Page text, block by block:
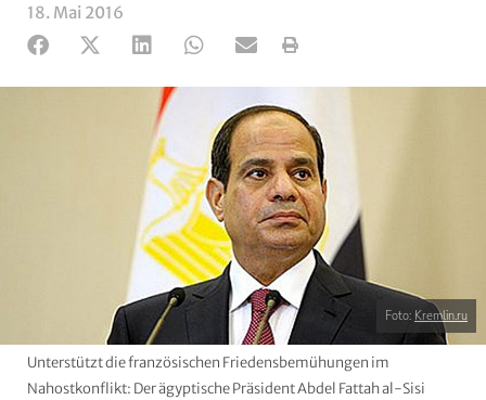
18. Mai 2016
Foto: Kremlin.ru
Unterstützt die französischen Friedensbemühungen im
Nahostkonflikt: Der ägyptische Präsident Abdel Fattah al-Sisi